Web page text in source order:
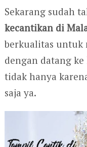
Sekarang sudah
kecantikan di
berkualitas untuk
dengan datang
tidak hanya
saja ya.